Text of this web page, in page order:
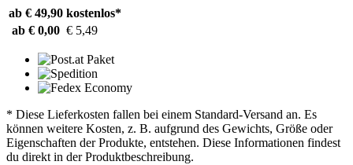
ab € 49,90 kostenlos*
ab € 0,00 € 5,49
* Diese Lieferkosten fallen bei einem Standard-Versand an. Es
können weitere Kosten, z. B. aufgrund des Gewichts, Größe oder
Eigenschaften der Produkte, entstehen. Diese Informationen findest
du direkt in der Produktbeschreibung.